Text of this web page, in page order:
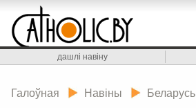
дашлі навіну
Галоўная Навіны Беларусь